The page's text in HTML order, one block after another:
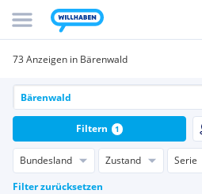
73 Anzeigen in Bärenwald
Bundesland Zustand Serie
Filter zurücksetzen
Filtern 1